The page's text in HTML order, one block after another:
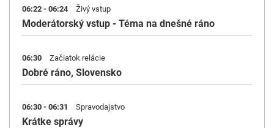
06:22 - 06:24 Živý vstup
Moderátorský vstup - Téma na dnešné ráno
06:30 Začiatok relácie
Dobré ráno, Slovensko
06:30 - 06:31 Spravodajstvo
Krátke správy